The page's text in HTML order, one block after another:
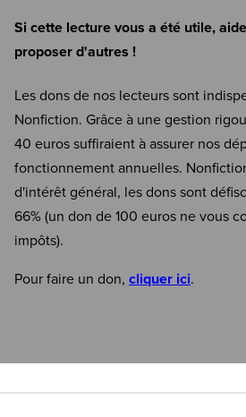
Si cette lecture vous a été utile,
proposer d'autres !
Les dons de nos lecteurs sont
Nonfiction. Grâce à une gestion
40 euros suffiraient à assurer nos
fonctionnement annuelles.
d'intérêt général, les dons sont
66% (un don de 100 euros ne vous
impôts).
Pour faire un don, cliquer ici.